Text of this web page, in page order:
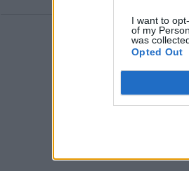
I want to
of my
was
Opted Out